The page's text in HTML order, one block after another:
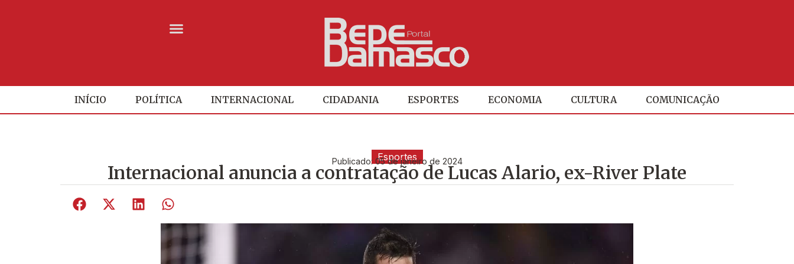
INÍCIO POLÍTICA INTERNACIONAL CIDADANIA ESPORTES ECONOMIA CULTURA COMUNICAÇÃO
Esportes
Publicado: 05 de janeiro de 2024
Internacional anuncia a contratação de Lucas Alario, ex-River Plate